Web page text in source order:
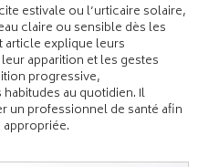
estivale ou l’urticaire solaire,
claire ou sensible dès les
article explique leurs
apparition et les gestes
progressive,
au quotidien. Il
un professionnel de santé afin